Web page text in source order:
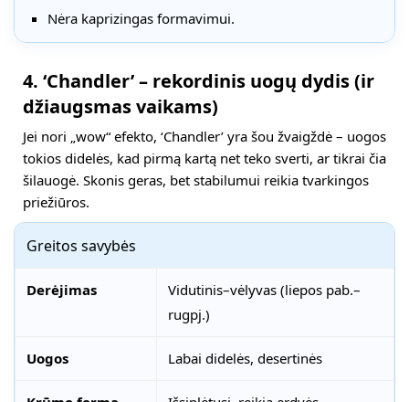
Nėra kaprizingas formavimui.
4. ‘Chandler’ – rekordinis uogų dydis (ir
džiaugsmas vaikams)
Jei nori „wow“ efekto, ‘Chandler’ yra šou žvaigždė – uogos
tokios didelės, kad pirmą kartą net teko sverti, ar tikrai čia
šilauogė. Skonis geras, bet stabilumui reikia tvarkingos
priežiūros.
Greitos savybės
Derėjimas
Vidutinis–vėlyvas (liepos pab.–
rugpj.)
Uogos Labai didelės, desertinės